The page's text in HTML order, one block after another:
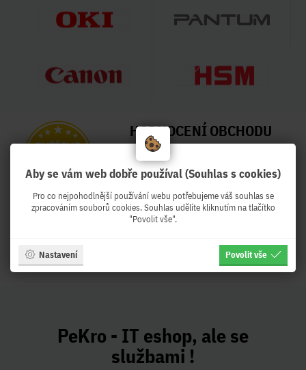
HODNOCENÍ OBCHODU
99 %
Obchod Pekro.cz hodnotilo 3995
Naposled přidané hodnocení:
Před týdnem Před týdnem
PeKro - IT eshop, ale se
službami !
Aby se vám web dobře používal (Souhlas s cookies)
Pro co nejpohodlnější používání webu potřebujeme váš souhlas se
zpracováním souborů cookies. Souhlas udělíte kliknutím na tlačítko
"Povolit vše".
Nastavení Povolit vše